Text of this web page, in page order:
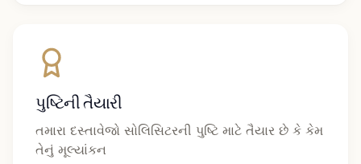
પુષ્ટિની તૈયારી
તમારા દસ્તાવેજો સોલિસિટરની પુષ્ટિ માટે તૈયાર છે કે કેમ
તેનું મૂલ્યાંકન